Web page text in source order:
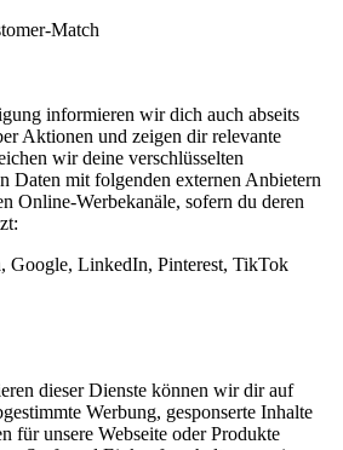
Match
informieren wir dich auch abseits
Aktionen und zeigen dir relevante
wir deine verschlüsselten
Daten mit folgenden externen Anbietern
Online-Werbekanäle, sofern du deren
Google, LinkedIn, Pinterest, TikTok
dieser Dienste können wir dir auf
Werbung, gesponserte Inhalte
für unsere Webseite oder Produkte